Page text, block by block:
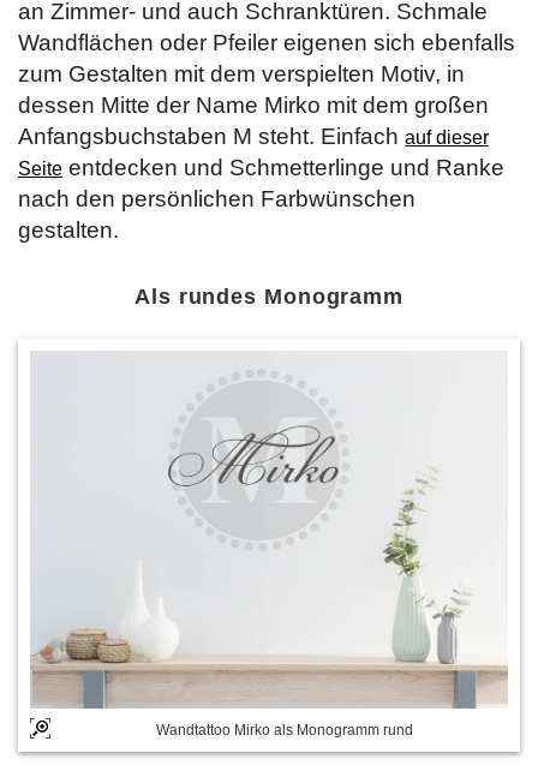
an Zimmer- und auch Schranktüren. Schmale
Wandflächen oder Pfeiler eigenen sich ebenfalls
zum Gestalten mit dem verspielten Motiv, in
dessen Mitte der Name Mirko mit dem großen
Anfangsbuchstaben M steht. Einfach auf dieser
Seite entdecken und Schmetterlinge und Ranke
nach den persönlichen Farbwünschen
gestalten.
Als rundes Monogramm
Wandtattoo Mirko als Monogramm rund